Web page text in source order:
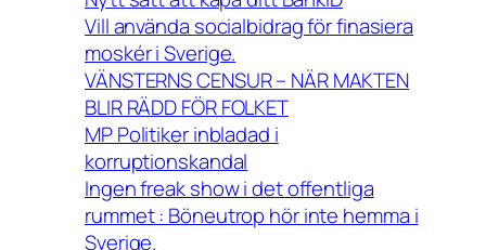
Vill använda socialbidrag för finasiera
moskér i Sverige.
VÄNSTERNS CENSUR – NÄR MAKTEN
BLIR RÄDD FÖR FOLKET
MP Politiker inbladad i
korruptionskandal
Ingen freak show i det offentliga
rummet : Böneutrop hör inte hemma i
Sverige.